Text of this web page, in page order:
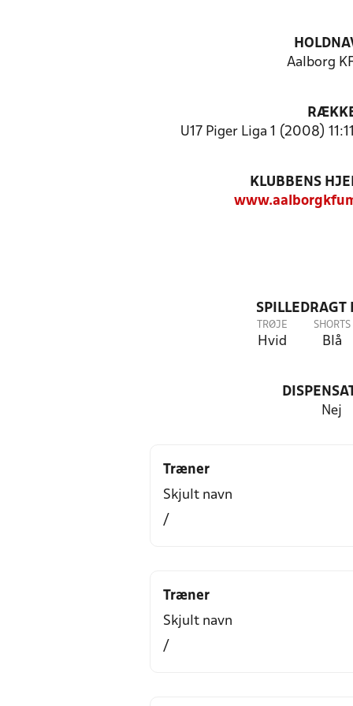
Aalborg
U17 Piger Liga 1 (2008)
KLUBBENS
SPILLEDRAGT
TRØJE
Hvid
SHORTS
Blå
Nej
Træner
Skjult navn
/
Træner
Skjult navn
/